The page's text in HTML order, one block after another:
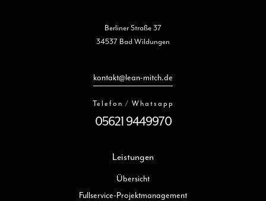
Berliner Straße 37
34537 Bad Wildungen
kontakt@lean-mitch.de
Telefon / Whatsapp
05621 9449970
Leistungen
Übersicht
Fullservice-Projektmanagement